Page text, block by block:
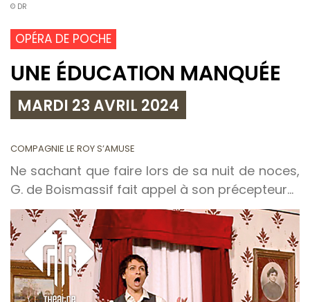
© DR
OPÉRA DE POCHE
UNE ÉDUCATION MANQUÉE
MARDI 23 AVRIL 2024
COMPAGNIE LE ROY S’AMUSE
Ne sachant que faire lors de sa nuit de noces,
G. de Boismassif fait appel à son précepteur…